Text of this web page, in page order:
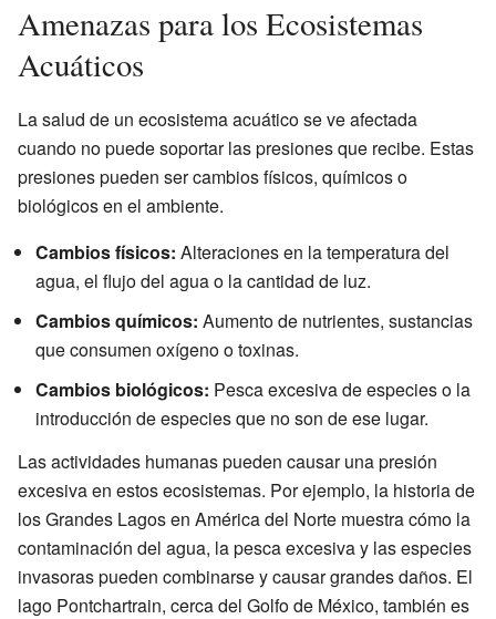
Amenazas para los Ecosistemas
Acuáticos
La salud de un ecosistema acuático se ve afectada
cuando no puede soportar las presiones que recibe. Estas
presiones pueden ser cambios físicos, químicos o
biológicos en el ambiente.
Cambios físicos: Alteraciones en la temperatura del
agua, el flujo del agua o la cantidad de luz.
Cambios químicos: Aumento de nutrientes, sustancias
que consumen oxígeno o toxinas.
Cambios biológicos: Pesca excesiva de especies o la
introducción de especies que no son de ese lugar.
Las actividades humanas pueden causar una presión
excesiva en estos ecosistemas. Por ejemplo, la historia de
los Grandes Lagos en América del Norte muestra cómo la
contaminación del agua, la pesca excesiva y las especies
invasoras pueden combinarse y causar grandes daños. El
lago Pontchartrain, cerca del Golfo de México, también es